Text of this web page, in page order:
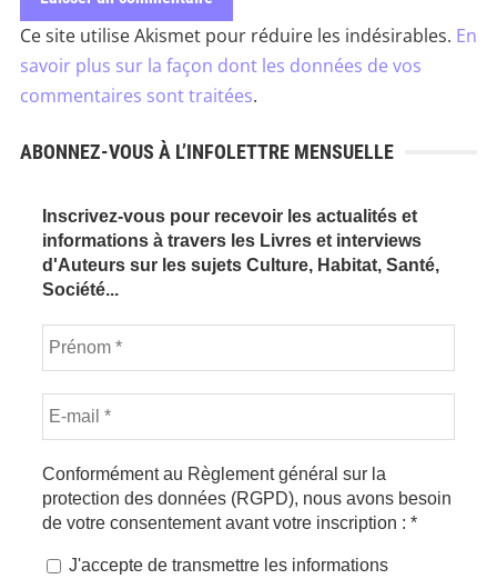
Ce site utilise Akismet pour réduire les indésirables. En
savoir plus sur la façon dont les données de vos
commentaires sont traitées.
ABONNEZ-VOUS À L’INFOLETTRE MENSUELLE
Inscrivez-vous pour recevoir les actualités et
informations à travers les Livres et interviews
d'Auteurs sur les sujets Culture, Habitat, Santé,
Société...
Conformément au Règlement général sur la
protection des données (RGPD), nous avons besoin
de votre consentement avant votre inscription : *
J'accepte de transmettre les informations